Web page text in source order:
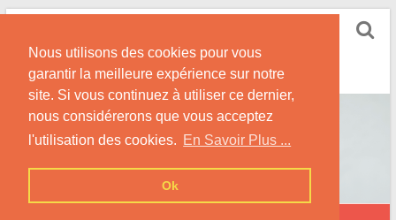
Nous utilisons des cookies pour vous
garantir la meilleure expérience sur notre
site. Si vous continuez à utiliser ce dernier,
nous considérerons que vous acceptez
l'utilisation des cookies. En Savoir Plus ...
Ok
Skip
content
Nos Conseils pour Rencontrer Une Femme
Originaire de Chine !